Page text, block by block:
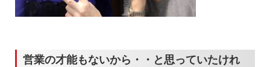
営業の才能もないから・・と思っていたけれ